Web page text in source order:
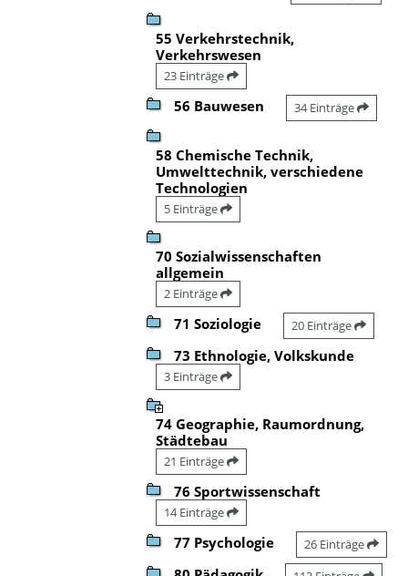
55 Verkehrstechnik,
Verkehrswesen
23 Einträge
56 Bauwesen 34 Einträge
58 Chemische Technik,
Umwelttechnik, verschiedene
Technologien
5 Einträge
70 Sozialwissenschaften
allgemein
2 Einträge
71 Soziologie 20 Einträge
73 Ethnologie, Volkskunde
3 Einträge
74 Geographie, Raumordnung,
Städtebau
21 Einträge
76 Sportwissenschaft
14 Einträge
77 Psychologie 26 Einträge